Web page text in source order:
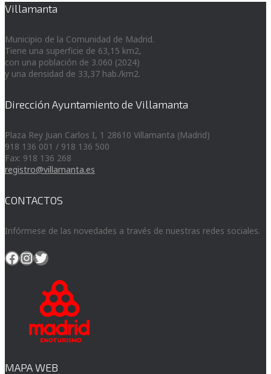
Villamanta
Municipio de la Comunidad de Madrid.
Tiene una superficie de 63,15 km2,
con una población de 3.060 (2024)
y una densidad de 33,37 hab./km2.
Dirección Ayuntamiento de Villamanta
Plaza Rey Juan Carlos I, 1 28610 Villamanta (Madrid)
918 136 001 / 918 136 500
Fax: 918 136 268
registro@villamanta.es
CONTACTOS
Infórmese de las novedades a través de nuestras redes sociales.
Facebook
Instagram
Twitter
MAPA WEB